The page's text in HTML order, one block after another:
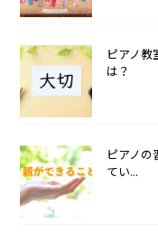
ピアノ
は？
ピアノ
てい...